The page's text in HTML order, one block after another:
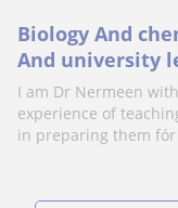
Biology And
And university
I am Dr Nermeen
experience of
in preparing them